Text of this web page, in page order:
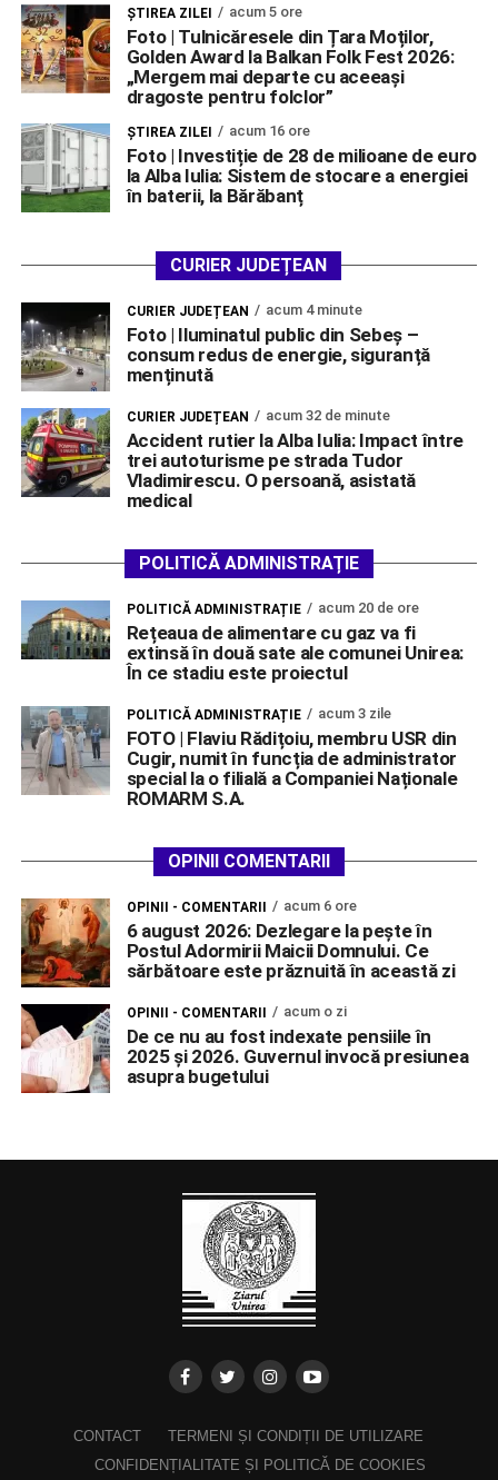
ŞTIREA ZILEI acum 5 ore
Foto | Tulnicăresele din Țara Moților,
Golden Award la Balkan Folk Fest 2026:
„Mergem mai departe cu aceeași
dragoste pentru folclor”
ŞTIREA ZILEI acum 16 ore
Foto | Investiție de 28 de milioane de euro
la Alba Iulia: Sistem de stocare a energiei
în baterii, la Bărăbanț
CURIER JUDEȚEAN
CURIER JUDEȚEAN acum 4 minute
Foto | Iluminatul public din Sebeș –
consum redus de energie, siguranță
menținută
CURIER JUDEȚEAN acum 32 de minute
Accident rutier la Alba Iulia: Impact între
trei autoturisme pe strada Tudor
Vladimirescu. O persoană, asistată
medical
POLITICĂ ADMINISTRAȚIE
POLITICĂ ADMINISTRAȚIE acum 20 de ore
Rețeaua de alimentare cu gaz va fi
extinsă în două sate ale comunei Unirea:
În ce stadiu este proiectul
POLITICĂ ADMINISTRAȚIE acum 3 zile
FOTO | Flaviu Rădițoiu, membru USR din
Cugir, numit în funcția de administrator
special la o filială a Companiei Naționale
ROMARM S.A.
OPINII COMENTARII
OPINII - COMENTARII acum 6 ore
6 august 2026: Dezlegare la pește în
Postul Adormirii Maicii Domnului. Ce
sărbătoare este prăznuită în această zi
OPINII - COMENTARII acum o zi
De ce nu au fost indexate pensiile în
2025 și 2026. Guvernul invocă presiunea
asupra bugetului
CONTACT
TERMENI ȘI CONDIȚII DE UTILIZARE
CONFIDENȚIALITATE ȘI POLITICĂ DE COOKIES